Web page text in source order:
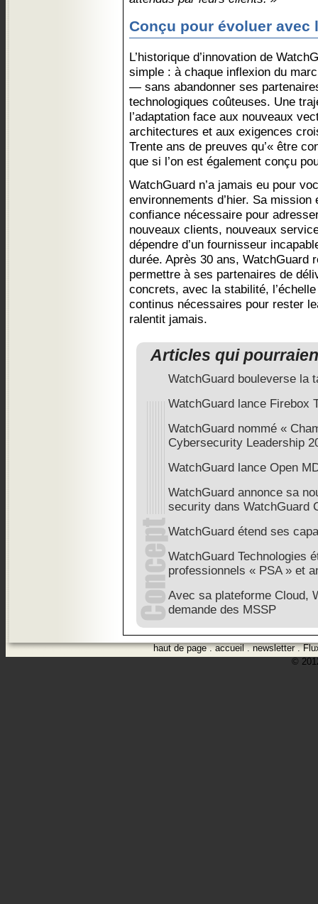
Conçu pour évoluer avec
L’historique d’innovation de
simple : à chaque inflexion du
— sans abandonner ses
technologiques coûteuses. Une
l’adaptation face aux nouveaux
architectures et aux exigences
Trente ans de preuves qu’« être
que si l’on est également conçu
WatchGuard n’a jamais eu pour
environnements d’hier. Sa
confiance nécessaire pour
nouveaux clients, nouveaux
dépendre d’un fournisseur
durée. Après 30 ans, WatchGuard
permettre à ses partenaires de
concrets, avec la stabilité,
continus nécessaires pour rester
ralentit jamais.
Articles qui
WatchGuard bouleverse la
WatchGuard lance Firebox
WatchGuard nommé «
Cybersecurity Leadership
WatchGuard lance Open
WatchGuard annonce sa
security dans WatchGuard
WatchGuard étend ses
WatchGuard Technologies
professionnels « PSA » et
Avec sa plateforme Cloud,
demande des MSSP
haut de page.accueil.newsletter.
©